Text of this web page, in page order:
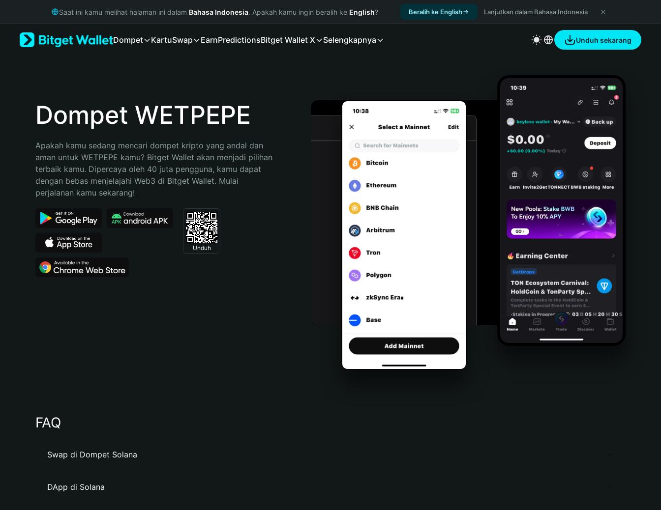
Русский
Bahasa Indonesia
Español (Argentina)
Saat ini kamu melihat halaman ini dalam Bahasa Indonesia. Apakah kamu ingin beralih ke English? Beralih ke English Lanjutkan dalam Bahasa Indonesia
Dompet KartuSwap EarnPredictionsBitget Wallet X Selengkapnya Unduh sekarang
Dompet WETPEPE
Apakah kamu sedang mencari dompet kripto yang andal dan
aman untuk WETPEPE kamu? Bitget Wallet akan menjadi pilihan
terbaik kamu. Dipercaya oleh 40 juta pengguna, kamu dapat
dengan bebas menjelajahi Web3 di Bitget Wallet. Mulai
perjalanan kamu sekarang!
Unduh
FAQ
Swap di Dompet Solana
DApp di Solana